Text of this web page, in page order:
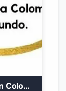
Expresión Colombia Radio en vivo 24/7